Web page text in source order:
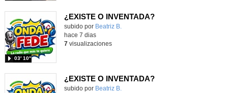
¿EXISTE O INVENTADA?
Contenido educativo.
subido por Beatriz B.
03′ 10″
hace 7 dias
7visualizaciones
¿EXISTE O INVENTADA?
Contenido educativo.
subido por Beatriz B.